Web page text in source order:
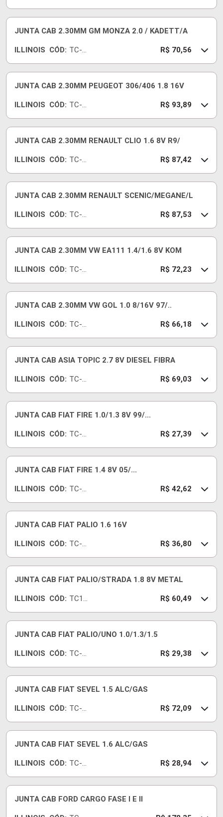
18
JUNTA CAB 2.30MM GM MONZA 2.0 / KADETT/A
ILLINOIS CÓD: TC-
18
R$ 70,56
JUNTA CAB 2.30MM PEUGEOT 306/406 1.8 16V
ILLINOIS CÓD: TC-
18
R$ 93,89
JUNTA CAB 2.30MM RENAULT CLIO 1.6 8V R9/
ILLINOIS CÓD: TC-
18
R$ 87,42
JUNTA CAB 2.30MM RENAULT SCENIC/MEGANE/L
ILLINOIS CÓD: TC-
18
R$ 87,53
JUNTA CAB 2.30MM VW EA111 1.4/1.6 8V KOM
ILLINOIS CÓD: TC-
18
R$ 72,23
JUNTA CAB 2.30MM VW GOL 1.0 8/16V 97/..
ILLINOIS CÓD: TC-
18
R$ 66,18
JUNTA CAB ASIA TOPIC 2.7 8V DIESEL FIBRA
ILLINOIS CÓD: TC-
07
R$ 69,03
JUNTA CAB FIAT FIRE 1.0/1.3 8V 99/...
ILLINOIS CÓD: TC-
15
R$ 27,39
JUNTA CAB FIAT FIRE 1.4 8V 05/...
ILLINOIS CÓD: TC-
MG
R$ 42,62
JUNTA CAB FIAT PALIO 1.6 16V
ILLINOIS CÓD: TC-
15
R$ 36,80
JUNTA CAB FIAT PALIO/STRADA 1.8 8V METAL
ILLINOIS CÓD: TC16
R$ 60,49
JUNTA CAB FIAT PALIO/UNO 1.0/1.3/1.5
ILLINOIS CÓD: TC-
15
R$ 29,38
JUNTA CAB FIAT SEVEL 1.5 ALC/GAS
ILLINOIS CÓD: TC-
18
R$ 72,09
JUNTA CAB FIAT SEVEL 1.6 ALC/GAS
ILLINOIS CÓD: TC-
15
R$ 28,94
JUNTA CAB FORD CARGO FASE I E II